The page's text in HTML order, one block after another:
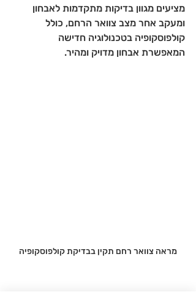
מציעים מגוון בדיקות מתקדמות לאבחון
ומעקב אחר מצב צוואר הרחם, כולל
קולפוסקופיה בטכנולוגיה חדישה
המאפשרת אבחון מדויק ומהיר.
מראה צוואר רחם תקין בבדיקת קולפוסקופיה